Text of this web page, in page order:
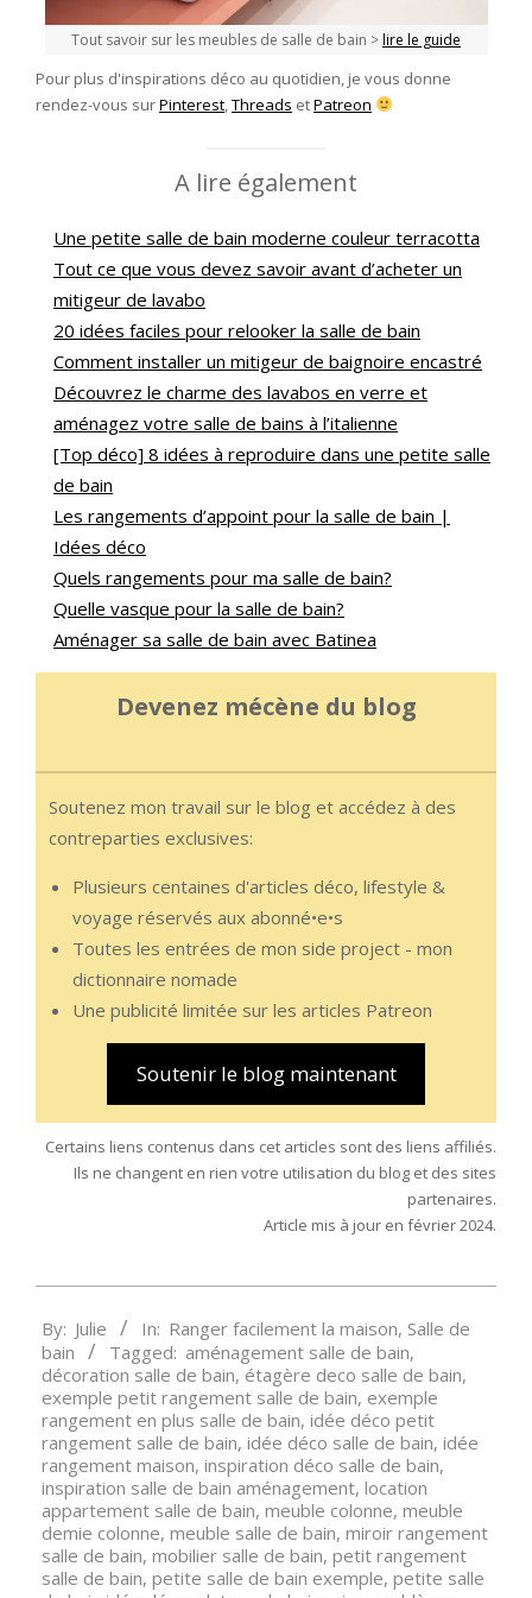
Tout savoir sur les meubles de salle de bain > lire le guide
Pour plus d'inspirations déco au quotidien, je vous donne
rendez-vous surPinterest,Threads etPatreon
A lire également
Une petite salle de bain moderne couleur terracotta
Tout ce que vous devez savoir avant d’acheter un
mitigeur de lavabo
20 idées faciles pour relooker la salle de bain
Comment installer un mitigeur de baignoire encastré
Découvrez le charme des lavabos en verre et
aménagez votre salle de bains à l’italienne
[Top déco] 8 idées à reproduire dans une petite salle
de bain
Les rangements d’appoint pour la salle de bain |
Idées déco
Quels rangements pour ma salle de bain?
Quelle vasque pour la salle de bain?
Aménager sa salle de bain avec Batinea
Devenez mécène du blog
Soutenez mon travail sur le blog et accédez à des
contreparties exclusives:
Plusieurs centaines d'articles déco, lifestyle &
voyage réservés aux abonné•e•s
Toutes les entrées de mon side project - mon
dictionnaire nomade
Une publicité limitée sur les articles Patreon
Soutenir le blog maintenant
Certains liens contenus dans cet articles sont des liens affiliés.
Ils ne changent en rien votre utilisation du blog et des sites
partenaires.
Article mis à jour en février 2024.
08-
30
By: Julie In: Ranger facilement la maison, Salle de
bain
Tagged: aménagement salle de bain,
décoration salle de bain, étagère deco salle de bain,
exemple petit rangement salle de bain, exemple
rangement en plus salle de bain, idée déco petit
rangement salle de bain, idée déco salle de bain, idée
rangement maison, inspiration déco salle de bain,
inspiration salle de bain aménagement, location
appartement salle de bain, meuble colonne, meuble
demie colonne, meuble salle de bain, miroir rangement
salle de bain, mobilier salle de bain, petit rangement
salle de bain, petite salle de bain exemple, petite salle